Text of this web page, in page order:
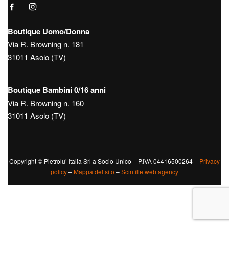
Boutique Uomo/Donna
Via R. Browning n. 181
31011 Asolo (TV)
Boutique Bambini 0/16 anni
Via R. Browning n. 160
31011 Asolo (TV)
Copyright © Pietrolu’ Italia Srl a Socio Unico – P.IVA 04416500264 – Privacy
policy– Mappa del sito –Scintille web agency